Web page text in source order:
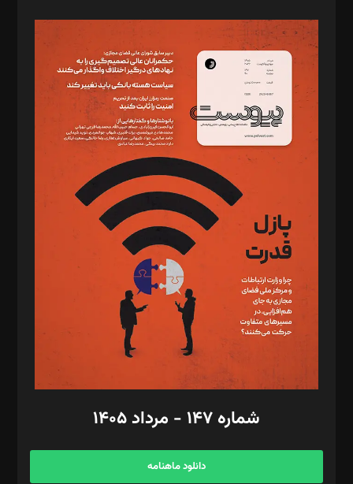
مدیر مسئول: محمدباقر اثنی‌عشری
سردبیر: مهرک محمودی
دبیر تحریریه: میثم قاسمی
د‌بیر ناداستان: سمانه سمیع
د‌بیر خدمت و تجارت: ابوالفضل رجبی
د‌بیر حقوق فناوری: حسام‌الدین ایپکچی
د‌بیر پیوست جهان: مینا پاکدل
د‌بیر تحریریه آنلاین: بابک نقاش
تحریریه‌: مجتبی محمود‌ی، آرش برهمند، یسنا امان‌پور، سروش کرمیان،
مصطفی مسجدی آرانی، ابوالفضل رجبی، زهرا فکرانه، فائزه فتحی
رستمی،مصطفی باستان
ویرایش: نگار استاد‌‌آقا
طراح یونیفرم: مجید توکلی
فیلمبرداری و عکاسی: امیر شفیعی، مانی لطفی زاده
گرافیک و صفحه‌آرایی: سید‌سبحان‌علی ثابت
مد‌یر توسعه تجاری: کامبیز برید‌
امور مالی: شاپور رهبری، محمد‌ کاظمی‌نیا
آگهی و مشترکین: ۰۹۱۹۹۹۹۰۴۵۴
شماره ۱۴۷ - مرداد ۱۴۰۵
دانلود ماهنامه